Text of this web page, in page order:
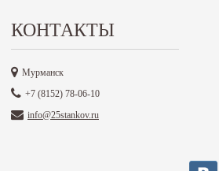
КОНТАКТЫ
Мурманск
+7 (8152) 78-06-10
info@25stankov.ru